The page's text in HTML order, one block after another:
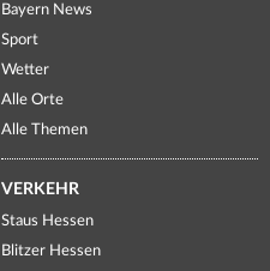
Bayern News
Sport
Wetter
Alle Orte
Alle Themen
VERKEHR
Staus Hessen
Blitzer Hessen